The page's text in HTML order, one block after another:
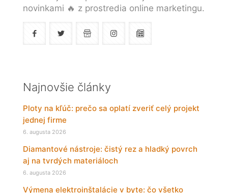
novinkami 🔥 z prostredia online marketingu.
Najnovšie články
Ploty na kľúč: prečo sa oplatí zveriť celý projekt
jednej firme
6. augusta 2026
Diamantové nástroje: čistý rez a hladký povrch
aj na tvrdých materiáloch
6. augusta 2026
Výmena elektroinštalácie v byte: čo všetko